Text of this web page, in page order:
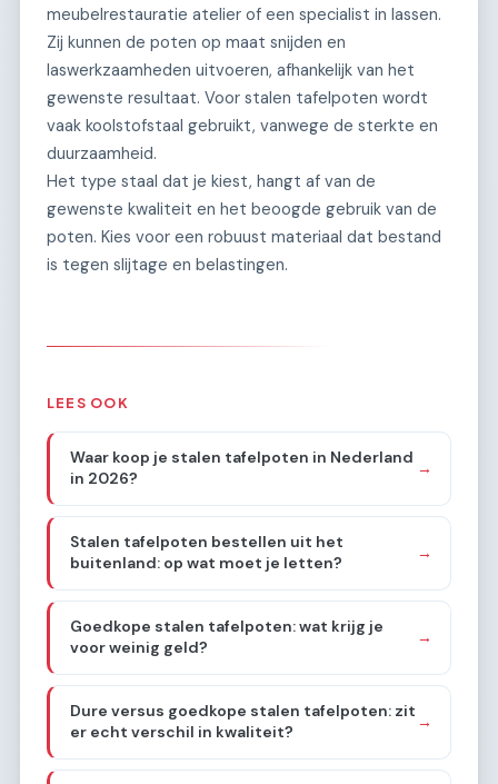
meubelrestauratie atelier of een specialist in lassen.
Zij kunnen de poten op maat snijden en
laswerkzaamheden uitvoeren, afhankelijk van het
gewenste resultaat. Voor stalen tafelpoten wordt
vaak koolstofstaal gebruikt, vanwege de sterkte en
duurzaamheid.
Het type staal dat je kiest, hangt af van de
gewenste kwaliteit en het beoogde gebruik van de
poten. Kies voor een robuust materiaal dat bestand
is tegen slijtage en belastingen.
LEES OOK
Waar koop je stalen tafelpoten in Nederland
in 2026?
→
Stalen tafelpoten bestellen uit het
buitenland: op wat moet je letten?
→
Goedkope stalen tafelpoten: wat krijg je
voor weinig geld?
→
Dure versus goedkope stalen tafelpoten: zit
er echt verschil in kwaliteit?
→